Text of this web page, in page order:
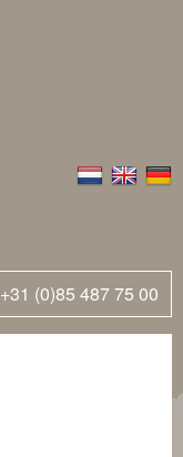
+31 (0)85 487 75 00